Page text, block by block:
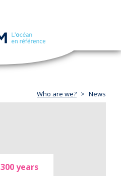
navigation
Who are we? News
300 years